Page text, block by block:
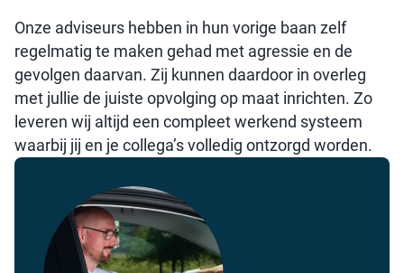
Onze adviseurs hebben in hun vorige baan zelf
regelmatig te maken gehad met agressie en de
gevolgen daarvan. Zij kunnen daardoor in overleg
met jullie de juiste opvolging op maat inrichten. Zo
leveren wij altijd een compleet werkend systeem
waarbij jij en je collega’s volledig ontzorgd worden.